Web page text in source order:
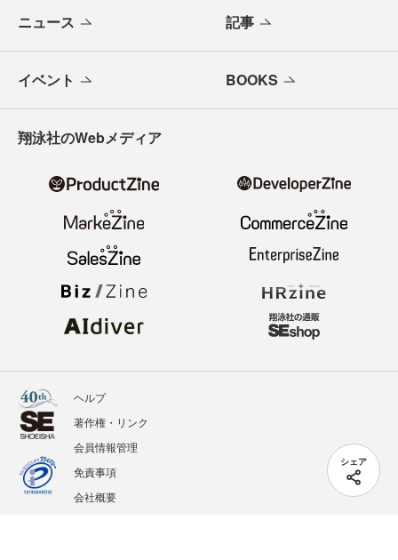
シェア
ニュース 記事
イベント BOOKS
翔泳社のWebメディア
ヘルプ
著作権・リンク
会員情報管理
免責事項
会社概要